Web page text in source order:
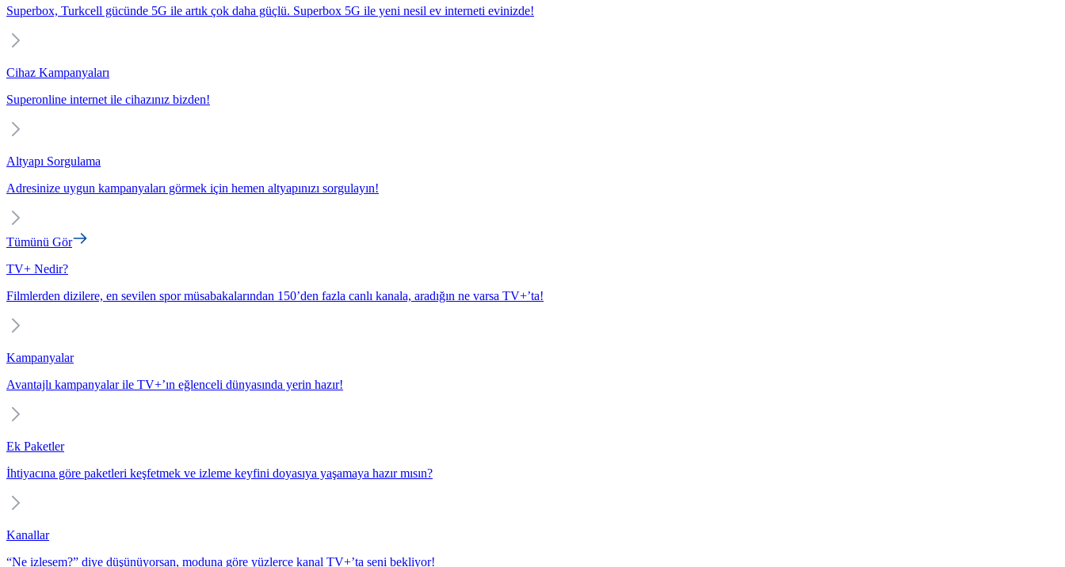
Superbox, Turkcell gücünde 5G ile artık çok daha güçlü. Superbox 5G ile yeni nesil ev interneti evinizde!
Cihaz Kampanyaları
Superonline internet ile cihazınız bizden!
Altyapı Sorgulama
Adresinize uygun kampanyaları görmek için hemen altyapınızı sorgulayın!
Tümünü Gör
TV+ Nedir?
Filmlerden dizilere, en sevilen spor müsabakalarından 150’den fazla canlı kanala, aradığın ne varsa TV+’ta!
Kampanyalar
Avantajlı kampanyalar ile TV+’ın eğlenceli dünyasında yerin hazır!
Ek Paketler
İhtiyacına göre paketleri keşfetmek ve izleme keyfini doyasıya yaşamaya hazır mısın?
Kanallar
“Ne izlesem?” diye düşünüyorsan, moduna göre yüzlerce kanal TV+’ta seni bekliyor!